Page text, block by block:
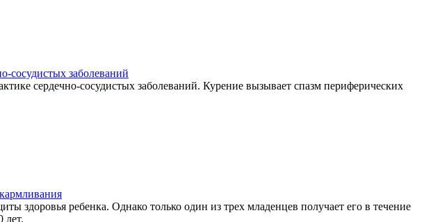
сосудистых заболеваний
сердечно-сосудистых заболеваний. Курение вызывает спазм периферических
здоровья ребенка. Однако только один из трех младенцев получает его в течение
лет.